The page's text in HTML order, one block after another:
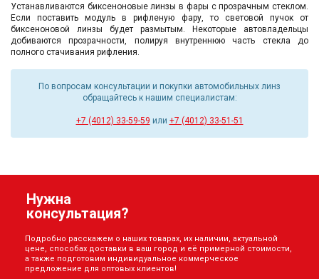
Устанавливаются биксеноновые линзы в фары с прозрачным стеклом.
Если поставить модуль в рифленую фару, то световой пучок от
биксеноновой линзы будет размытым. Некоторые автовладельцы
добиваются прозрачности, полируя внутреннюю часть стекла до
полного стачивания рифления.
По вопросам консультации и покупки автомобильных линз
обращайтесь к нашим специалистам:
+7 (4012) 33-59-59 или +7 (4012) 33-51-51
Нужна
консультация?
Подробно расскажем о наших товарах, их наличии, актуальной
цене, способах доставки в ваш город и её примерной стоимости,
а также подготовим индивидуальное коммерческое
предложение для оптовых клиентов!